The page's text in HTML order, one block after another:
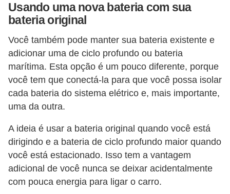
Usando uma nova bateria com sua
bateria original
Você também pode manter sua bateria existente e
adicionar uma de ciclo profundo ou bateria
marítima. Esta opção é um pouco diferente, porque
você tem que conectá-la para que você possa isolar
cada bateria do sistema elétrico e, mais importante,
uma da outra.
A ideia é usar a bateria original quando você está
dirigindo e a bateria de ciclo profundo maior quando
você está estacionado. Isso tem a vantagem
adicional de você nunca se deixar acidentalmente
com pouca energia para ligar o carro.
o
e
l
é
t
r
i
c
o
s
e